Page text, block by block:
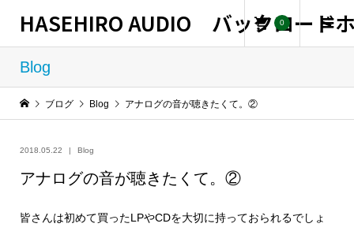
HASEHIRO AUDIO バックロード
0
Blog
ブログ Blog アナログの音が聴きたくて。②
2018.05.22 Blog
アナログの音が聴きたくて。②
皆さんは初めて買ったLPやCDを大切に持っておられるでしょ